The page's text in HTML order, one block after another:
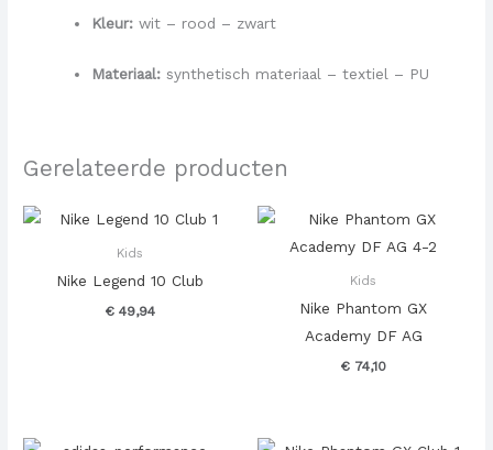
Kleur: wit – rood – zwart
Materiaal: synthetisch materiaal – textiel – PU
Gerelateerde producten
Kids
Nike Legend 10 Club
€49,94
Kids
Nike Phantom GX
Academy DF AG
€ 74,10